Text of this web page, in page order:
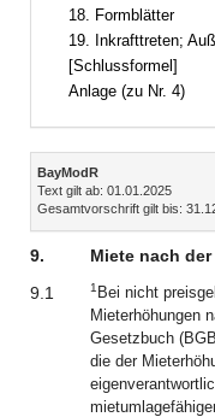
18. Formblätter
19. Inkrafttreten;
[Schlussformel]
Anlage (zu Nr. 4)
Inhalt
BayModR
Text gilt ab: 01.01.2025
Gesamtvorschrift gilt bis:
9.
Miete nach
9.1
1 Bei nicht
Mieterhöhungen
Gesetzbuch
die der